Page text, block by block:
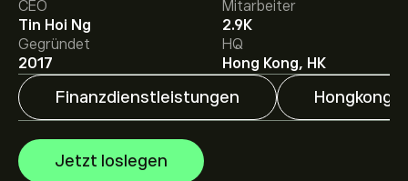
CEO
Tin Hoi Ng
Mitarbeiter
2.9K
Gegründet
2017
HQ
Hong Kong, HK
Finanzdienstleistungen Hongkong
Jetzt loslegen
Das durchschnittliche Kursziel für Wharf Real Estate
Investment Co Ltd liegt bei 30.00‎$‎.
bei eToro, um detaillierte Analystenprognosen und
Kursziele zu erhalten.
Analysten erstellen Prognosen für Wharf Real Estate
Investment Co Ltd basierend auf Markttrends,
Finanzberichten und erwartetem Wachstum. Hier
finden Sie die aktuellen Prognosen für die weitere
Kursentwicklung.
Die Marktkapitalisierung von Wharf Real Estate